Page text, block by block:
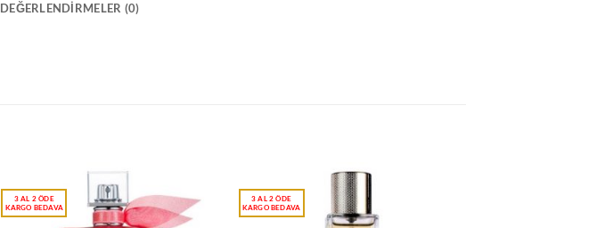
DEĞERLENDIRMELER (0)